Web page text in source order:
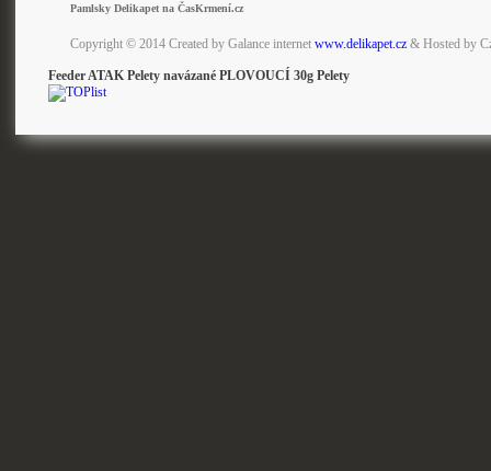
Pamlsky Delikapet na ČasKrmení.cz
Copyright © 2014 Created by Galance internet www.delikapet.cz& Hosted by
Feeder ATAK Pelety navázané PLOVOUCÍ 30g Pelety